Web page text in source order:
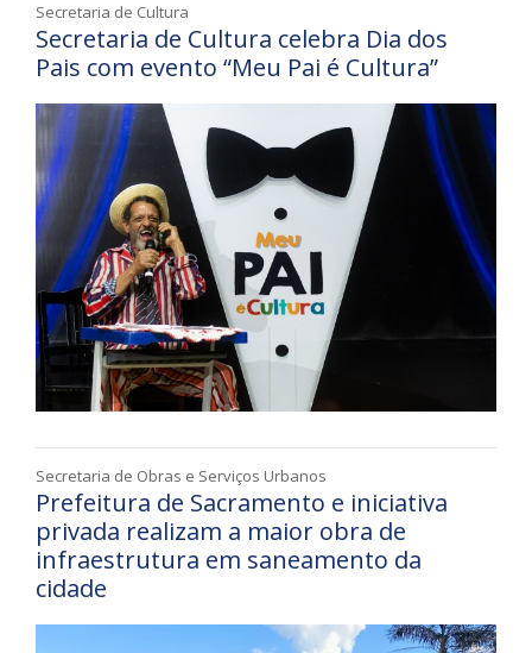
Secretaria de Cultura
Secretaria de Cultura celebra Dia dos
Pais com evento “Meu Pai é Cultura”
Secretaria de Obras e Serviços Urbanos
Prefeitura de Sacramento e iniciativa
privada realizam a maior obra de
infraestrutura em saneamento da
cidade